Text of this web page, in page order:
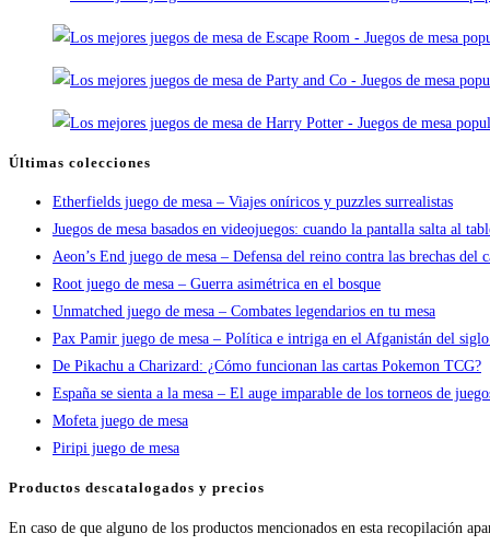
Últimas colecciones
Etherfields juego de mesa – Viajes oníricos y puzzles surrealistas
Juegos de mesa basados en videojuegos: cuando la pantalla salta al
Aeon’s End juego de mesa – Defensa del reino contra las brechas del
Root juego de mesa – Guerra asimétrica en el bosque
Unmatched juego de mesa – Combates legendarios en tu mesa
Pax Pamir juego de mesa – Política e intriga en el Afganistán del
De Pikachu a Charizard: ¿Cómo funcionan las cartas Pokemon TCG?
España se sienta a la mesa – El auge imparable de los torneos de
Mofeta juego de mesa
Piripi juego de mesa
Productos descatalogados y precios
En caso de que alguno de los productos mencionados en esta recopilación